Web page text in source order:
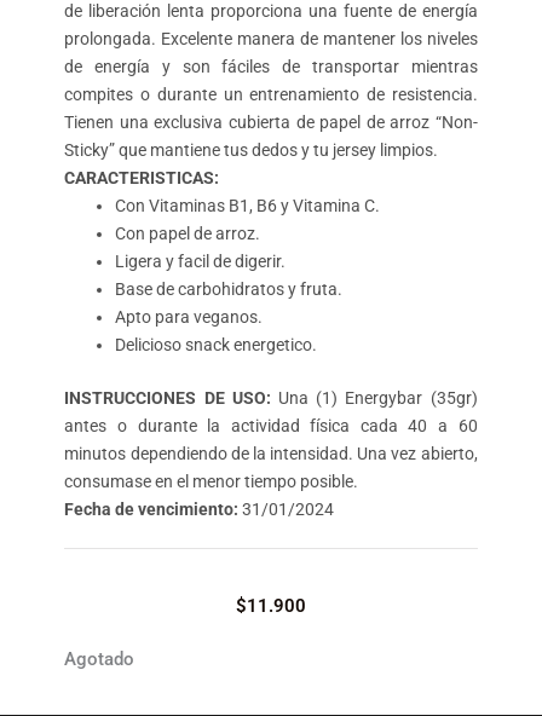
de liberación lenta proporciona una fuente de energía
prolongada. Excelente manera de mantener los niveles
de energía y son fáciles de transportar mientras
compites o durante un entrenamiento de resistencia.
Tienen una exclusiva cubierta de papel de arroz “Non-
Sticky” que mantiene tus dedos y tu jersey limpios.
CARACTERISTICAS:
Con Vitaminas B1, B6 y Vitamina C.
Con papel de arroz.
Ligera y facil de digerir.
Base de carbohidratos y fruta.
Apto para veganos.
Delicioso snack energetico.
INSTRUCCIONES DE USO: Una (1) Energybar (35gr)
antes o durante la actividad física cada 40 a 60
minutos dependiendo de la intensidad. Una vez abierto,
consumase en el menor tiempo posible.
Fecha de vencimiento: 31/01/2024
$11.900
Agotado